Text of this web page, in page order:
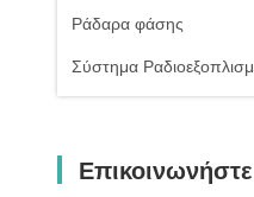
Ράδαρα φάσης
Σύστημα